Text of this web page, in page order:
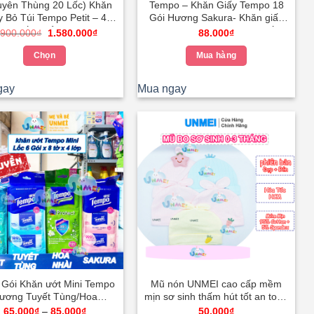
chọn
trên
trang
sản
phẩm
chọn
trên
trang
sản
phẩm
Thùng 20 Lốc) Khăn
Bỏ Túi Tempo Petit – 4
Cấp, Kiểm Nghiệm Da
₫
Giá
là:
1.900.000₫.
1.580.000₫Giá
Chọn
có
nhiều
biến
thể.
Các
tùy
chọn
có
thể
được
chọn
trên
Tempo – Khăn Giấy Tempo 18
Gói Hương Sakura- Khăn giấy
bỏ túi 4 Lớp Không Bụi Giấy
88.000₫
Mua hàng
Mua ngay
Khăn ướt Mini Tempo
Tuyết Tùng/Hoa
Sakura Ngăn Ngừa Vi
65.000₫ – 85.000₫Khoảng
Mũ nón UNMEI cao cấp mềm
mịn sơ sinh thấm hút tốt an toàn
cho da trẻ em mới siêu hot bé
50.000₫